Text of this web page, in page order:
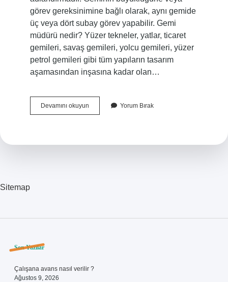
görev gereksinimine bağlı olarak, aynı gemide
üç veya dört subay görev yapabilir. Gemi
müdürü nedir? Yüzer tekneler, yatlar, ticaret
gemileri, savaş gemileri, yolcu gemileri, yüzer
petrol gemileri gibi tüm yapıların tasarım
aşamasından inşasına kadar olan…
Devamını okuyunGemi
Patronuna
Yorum Bırak
Sitemap
Sidebar
Son Yazılar
Çalışana avans nasıl verilir ?
Ağustos 9, 2026